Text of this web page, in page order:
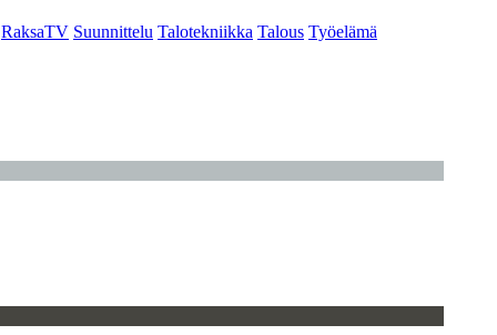
RaksaTV Suunnittelu Talotekniikka Talous Työelämä